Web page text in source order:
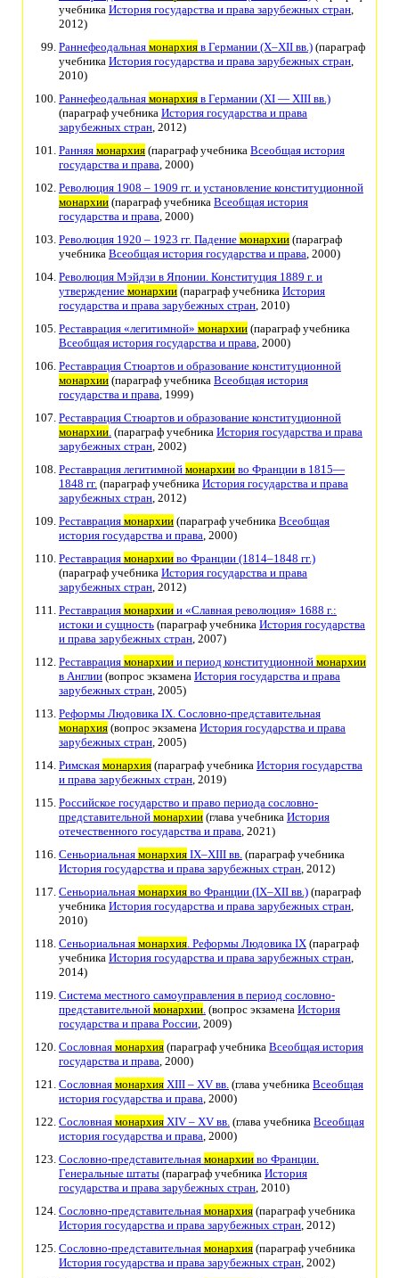
учебника История государства и права зарубежных стран,
2012)
Раннефеодальная монархия в Германии (X–XII вв.) (параграф
учебника История государства и права зарубежных стран,
2010)
Раннефеодальная монархия в Германии (XI — XIII вв.)
(параграф учебника История государства и права
зарубежных стран, 2012)
Ранняя монархия (параграф учебника Всеобщая история
государства и права, 2000)
Революция 1908 – 1909 гг. и установление конституционной
монархии (параграф учебника Всеобщая история
государства и права, 2000)
Революция 1920 – 1923 гг. Падение монархии (параграф
учебника Всеобщая история государства и права, 2000)
Революция Мэйдзи в Японии. Конституция 1889 г. и
утверждение монархии (параграф учебника История
государства и права зарубежных стран, 2010)
Реставрация «легитимной» монархии (параграф учебника
Всеобщая история государства и права, 2000)
Реставрация Стюартов и образование конституционной
монархии (параграф учебника Всеобщая история
государства и права, 1999)
Реставрация Стюартов и образование конституционной
монархии. (параграф учебника История государства и права
зарубежных стран, 2002)
Реставрация легитимной монархии во Франции в 1815—
1848 гг. (параграф учебника История государства и права
зарубежных стран, 2012)
Реставрация монархии (параграф учебника Всеобщая
история государства и права, 2000)
Реставрация монархии во Франции (1814–1848 гг.)
(параграф учебника История государства и права
зарубежных стран, 2012)
Реставрация монархии и «Славная революция» 1688 г.:
истоки и сущность (параграф учебника История государства
и права зарубежных стран, 2007)
Реставрация монархии и период конституционной монархии
в Англии (вопрос экзамена История государства и права
зарубежных стран, 2005)
Реформы Людовика IX. Сословно-представительная
монархия (вопрос экзамена История государства и права
зарубежных стран, 2005)
Римская монархия (параграф учебника История государства
и права зарубежных стран, 2019)
Российское государство и право периода сословно-
представительной монархии (глава учебника История
отечественного государства и права, 2021)
Сеньориальная монархия IX–XIII вв. (параграф учебника
История государства и права зарубежных стран, 2012)
Сеньориальная монархия во Франции (IX–XII вв.) (параграф
учебника История государства и права зарубежных стран,
2010)
Сеньориальная монархия. Реформы Людовика IX (параграф
учебника История государства и права зарубежных стран,
2014)
Система местного самоуправления в период сословно-
представительной монархии. (вопрос экзамена История
государства и права России, 2009)
Сословная монархия (параграф учебника Всеобщая история
государства и права, 2000)
Сословная монархия XIII – XV вв. (глава учебника Всеобщая
история государства и права, 2000)
Сословная монархия XIV – XV вв. (глава учебника Всеобщая
история государства и права, 2000)
Сословно-представительная монархии во Франции.
Генеральные штаты (параграф учебника История
государства и права зарубежных стран, 2010)
Сословно-представительная монархия (параграф учебника
История государства и права зарубежных стран, 2012)
Сословно-представительная монархия (параграф учебника
История государства и права зарубежных стран, 2002)